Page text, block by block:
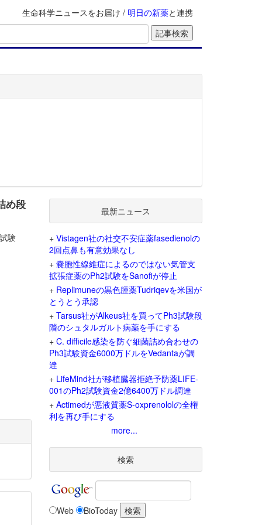
生命科学ニュースをお届け / 明日の新薬と連携
め段
験
最新ニュース
+ Vistagen社の社交不安症薬fasedienolの
2回点鼻も有意効果なし
+ 嚢胞性線維症によるのではない気管支
拡張症薬のPh2試験をSanofiが停止
+ Replimuneの黒色腫薬Tudriqevを米国が
とうとう承認
+ Tarsus社がAlkeus社を買ってPh3試験段
階のシュタルガルト病薬を手にする
+ C. difficile感染を防ぐ細菌詰め合わせの
Ph3試験資金6000万ドルをVedantaが調
達
+ LifeMind社が移植臓器拒絶予防薬LIFE-
001のPh2試験資金2億6400万ドル調達
+ Actimedが悪液質薬S-oxprenololの全権
利を再び手にする
more...
検索
Web BioToday